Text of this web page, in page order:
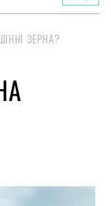
ЗЕРНА?